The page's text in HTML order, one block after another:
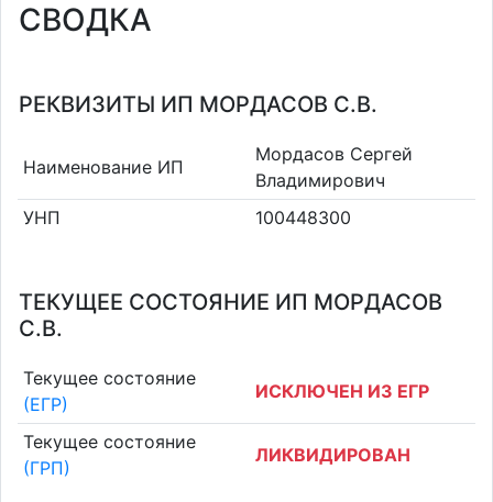
СВОДКА
РЕКВИЗИТЫ ИП МОРДАСОВ С.В.
Наименование ИП
Мордасов Сергей
Владимирович
УНП
100448300
ТЕКУЩЕЕ СОСТОЯНИЕ ИП МОРДАСОВ
С.В.
Текущее состояние
(ЕГР)
ИСКЛЮЧЕН ИЗ ЕГР
Текущее состояние
(ГРП)
ЛИКВИДИРОВАН